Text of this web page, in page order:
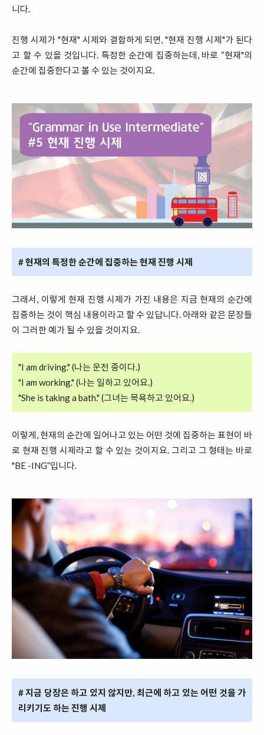
니다.
진행 시제가 "현재" 시제와 결합하게 되면, "현재 진행 시제"가 된다
고 할 수 있을 것입니다. 특정한 순간에 집중하는데, 바로 “현재"의
순간에 집중한다고 볼 수 있는 것이지요.
# 현재의 특정한 순간에 집중하는 현재 진행 시제
그래서, 이렇게 현재 진행 시제가 가진 내용은 지금 현재의 순간에
집중하는 것이 핵심 내용이라고 할 수 있답니다. 아래와 같은 문장들
이 그러한 예가 될 수 있을 것이지요.
"I am driving." (나는 운전 중이다.)
"I am working." (나는 일하고 있어요.)
"She is taking a bath." (그녀는 목욕하고 있어요.)
이렇게, 현재의 순간에 일어나고 있는 어떤 것에 집중하는 표현이 바
로 현재 진행 시제라고 할 수 있는 것이지요. 그리고 그 형태는 바로
"BE -ING”입니다.
# 지금 당장은 하고 있지 않지만, 최근에 하고 있는 어떤 것을 가
리키기도 하는 진행 시제